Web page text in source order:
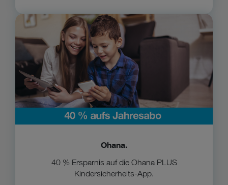
Ohana.
40 % Ersparnis auf die Ohana PLUS
Kindersicherheits-App.
Zu Ohana